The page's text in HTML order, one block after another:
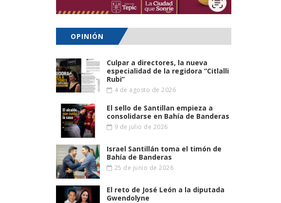
OPINIÓN
Culpar a directores, la nueva
especialidad de la regidora “Citlalli
Rubi”
4 de agosto de 2026
El sello de Santillan empieza a
consolidarse en Bahía de Banderas
9 de julio de 2026
Israel Santillán toma el timón de
Bahía de Banderas
25 de junio de 2026
El reto de José León a la diputada
Gwendolyne